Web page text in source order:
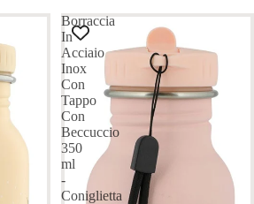
Borraccia
In
Acciaio
Inox
Con
Tappo
Con
Beccuccio
350
ml
-
Coniglietta